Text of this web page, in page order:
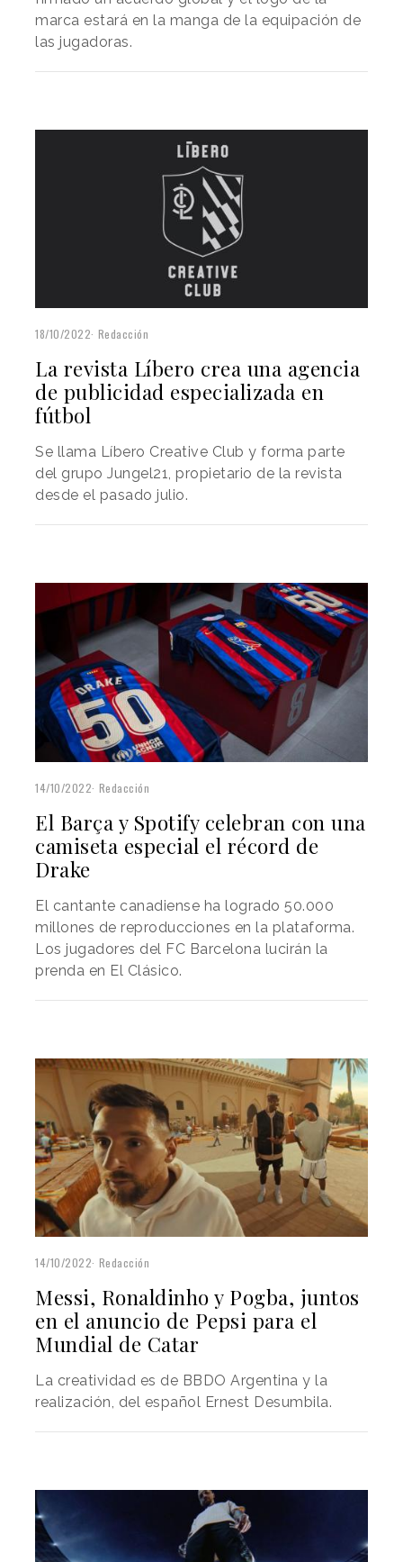
marca estará en la manga de la equipación de
las jugadoras.
18/10/2022 Redacción
La revista Líbero crea una agencia
de publicidad especializada en
fútbol
Se llama Líbero Creative Club y forma parte
del grupo Jungel21, propietario de la revista
desde el pasado julio.
14/10/2022 Redacción
El Barça y Spotify celebran con una
camiseta especial el récord de
Drake
El cantante canadiense ha logrado 50.000
millones de reproducciones en la plataforma.
Los jugadores del FC Barcelona lucirán la
prenda en El Clásico.
14/10/2022 Redacción
Messi, Ronaldinho y Pogba, juntos
en el anuncio de Pepsi para el
Mundial de Catar
La creatividad es de BBDO Argentina y la
realización, del español Ernest Desumbila.